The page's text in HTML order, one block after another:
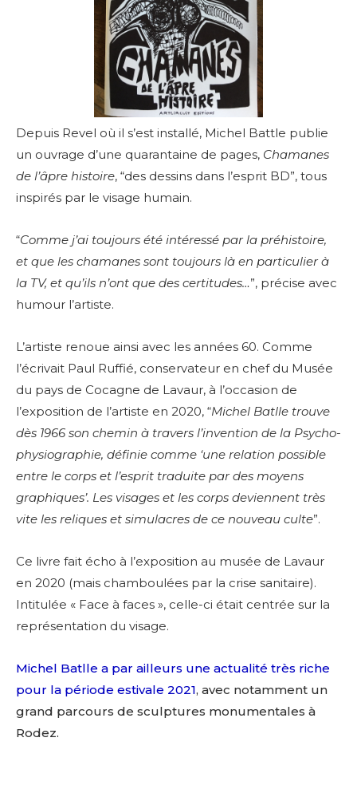
Depuis Revel où il s’est installé, Michel Battle publie
un ouvrage d’une quarantaine de pages, Chamanes
de l’âpre histoire, “des dessins dans l’esprit BD”, tous
inspirés par le visage humain.
“Comme j’ai toujours été intéressé par la préhistoire,
et que les chamanes sont toujours là en particulier à
la TV, et qu’ils n’ont que des certitudes…”, précise avec
humour l’artiste.
L’artiste renoue ainsi avec les années 60. Comme
l’écrivait Paul Ruffié, conservateur en chef du Musée
du pays de Cocagne de Lavaur, à l’occasion de
l’exposition de l’artiste en 2020, “Michel Batlle trouve
dès 1966 son chemin à travers l’invention de la Psycho-
physiographie, définie comme ‘une relation possible
entre le corps et l’esprit traduite par des moyens
graphiques’. Les visages et les corps deviennent très
vite les reliques et simulacres de ce nouveau culte”.
Ce livre fait écho à l’exposition au musée de Lavaur
en 2020 (mais chamboulées par la crise sanitaire).
Intitulée « Face à faces », celle-ci était centrée sur la
représentation du visage.
Michel Batlle a par ailleurs une actualité très riche
pour la période estivale 2021, avec notamment un
grand parcours de sculptures monumentales à
Rodez.